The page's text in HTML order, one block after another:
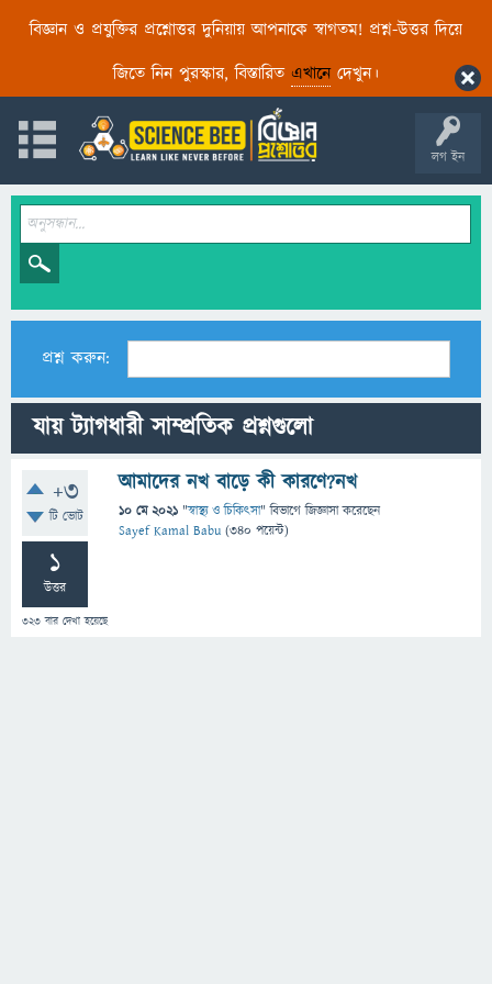
বিজ্ঞান ও প্রযুক্তির প্রশ্নোত্তর দুনিয়ায় আপনাকে স্বাগতম! প্রশ্ন-উত্তর দিয়ে
জিতে নিন পুরস্কার, বিস্তারিত এখানেদেখুন।
লগ ইন
প্রশ্ন করুন:
যায় ট্যাগধারী সাম্প্রতিক প্রশ্নগুলো
+3
টি ভোট
1
উত্তর
323 বার দেখা হয়েছে
আমাদের নখ বাড়ে কী কারণে?নখ
10 মে 2021 "স্বাস্থ্য ও চিকিৎসা" বিভাগে জিজ্ঞাসাকরেছেন
Sayef Kamal Babu (340 পয়েন্ট)